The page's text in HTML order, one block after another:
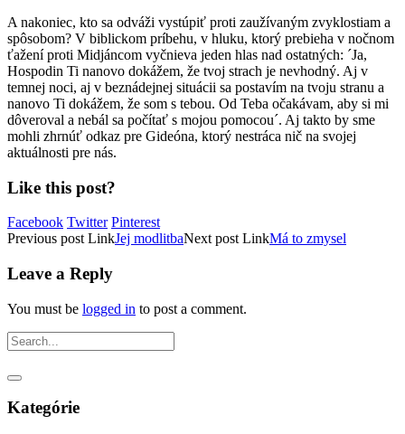
A nakoniec, kto sa odváži vystúpiť proti zaužívaným zvyklostiam a
spôsobom? V biblickom príbehu, v hluku, ktorý prebieha v nočnom
ťažení proti Midjáncom vyčnieva jeden hlas nad ostatných: ´Ja,
Hospodin Ti nanovo dokážem, že tvoj strach je nevhodný. Aj v
temnej noci, aj v beznádejnej situácii sa postavím na tvoju stranu a
nanovo Ti dokážem, že som s tebou. Od Teba očakávam, aby si mi
dôveroval a nebál sa počítať s mojou pomocou´. Aj takto by sme
mohli zhrnúť odkaz pre Gideóna, ktorý nestráca nič na svojej
aktuálnosti pre nás.
Like this post?
Facebook Twitter Pinterest
Previous post LinkJej modlitbaNext post LinkMá to zmysel
Leave a Reply
You must be logged in to post a comment.
Kategórie